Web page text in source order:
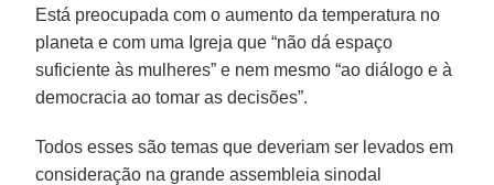
Está preocupada com o aumento da temperatura no
planeta e com uma Igreja que “não dá espaço
suficiente às mulheres” e nem mesmo “ao diálogo e à
democracia ao tomar as decisões”.
Todos esses são temas que deveriam ser levados em
consideração na grande assembleia sinodal